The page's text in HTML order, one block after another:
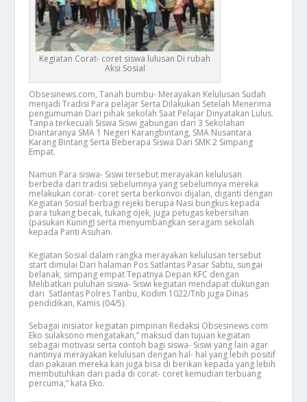
Kegiatan Corat- coret siswa lulusan Di rubah
Aksi Sosial
Obsesinews.com, Tanah bumbu- Merayakan Kelulusan Sudah
menjadi Tradisi Para pelajar Serta Dilakukan Setelah Menerima
pengumuman Dari pihak sekolah Saat Pelajar Dinyatakan Lulus.
Tanpa terkecuali Siswa Siswi gabungan dari 3 Sekolahan
Diantaranya SMA 1 Negeri Karangbintang, SMA Nusantara
Karang Bintang Serta Beberapa Siswa Dari SMK 2 Simpang
Empat.
Namun Para siswa- Siswi tersebut merayakan kelulusan
berbeda dari tradisi sebelumnya yang sebelumnya mereka
melakukan corat- coret serta berkonvoi dijalan, diganti dengan
Kegiatan Sosial berbagi rejeki berupa Nasi bungkus kepada
para tukang becak, tukang ojek, juga petugas kebersihan
(pasukan Kuning) serta menyumbangkan seragam sekolah
kepada Panti Asuhan.
Kegiatan Sosial dalam rangka merayakan kelulusan tersebut
start dimulai Dari halaman Pos Satlantas Pasar Sabtu, sungai
belanak, simpang empat Tepatnya Depan KFC dengan
Melibatkan puluhan siswa- Siswi kegiatan mendapat dukungan
dari Satlantas Polres Tanbu, Kodim 1022/Tnb juga Dinas
pendidikan, Kamis (04/5).
Sebagai inisiator kegiatan pimpinan Redaksi Obsesinews.com
Eko sulaksono mengatakan,” maksud dan tujuan kegiatan
sebagai motivasi serta contoh bagi siswa- Siswi yang lain agar
nantinya merayakan kelulusan dengan hal- hal yang lebih positif
dan pakaian mereka kan juga bisa di berikan kepada yang lebih
membutuhkan dari pada di corat- coret kemudian terbuang
percuma,” kata Eko.